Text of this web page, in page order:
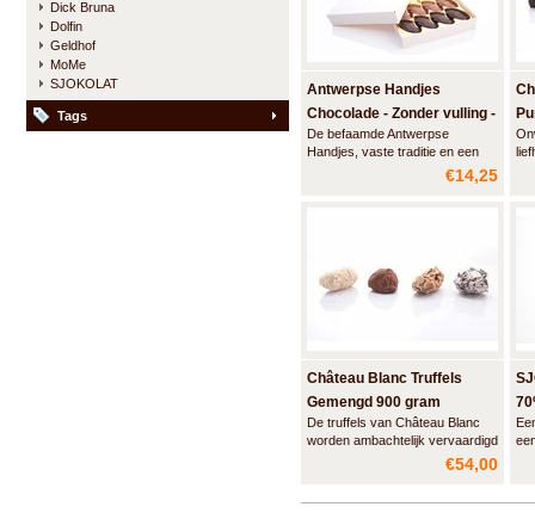
Dick Bruna
Dolfin
Geldhof
MoMe
SJOKOLAT
Tags
Antwerpse Handjes
Chocolade - Zonder vulling -
Kleine doos
De befaamde Antwerpse
Handjes, vaste traditie en een
Antwerps kwaliteitsproduct.€14,25
Château Blanc Truffels
Gemengd 900 gram
De truffels van Château Blanc
worden ambachtelijk vervaardigd
met de meest hoogwaardige
grondstoffen - echte Belgische
€54,00